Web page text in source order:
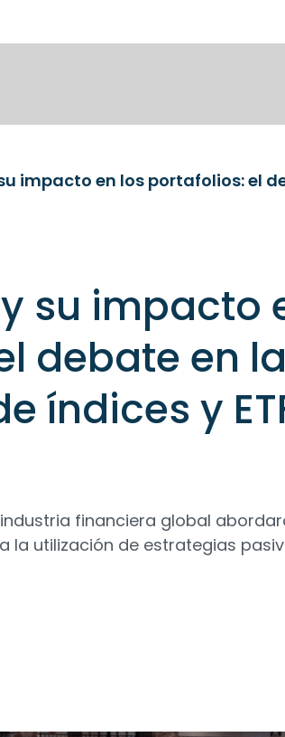
su impacto
debate en la
índices y
financiera global
utilización de estrategias